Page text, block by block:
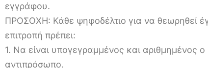
εγγράφου.
ΠΡΟΣΟΧΗ: Κάθε ψηφοδέλτιο για να θεωρηθεί
επιτροπή πρέπει:
1. Να είναι υπογεγραμμένος και αριθμημένος
αντιπρόσωπο.